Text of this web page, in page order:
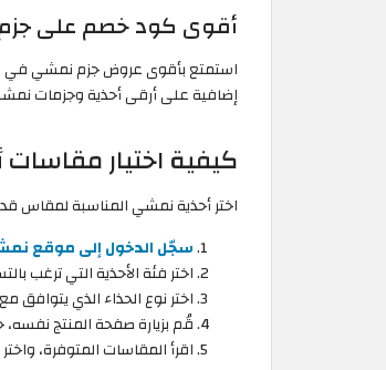
أقوى كود خصم على جزم
استمتع بأقوى عروض جزم نمشي في
إضافية على أرقى أحذية وجزمات نمشي، والتي تصل إلى
كيفية اختيار
اختر أحذية نمشي المناسبة لمقاس
سجّل الدخول إلى موقع
اختر فئة الأحذية التي ترغب
اختر نوع الحذاء الذي يتوافق
قُم بزيارة صفحة المنتج
اقرأ المقاسات المتوفرة،